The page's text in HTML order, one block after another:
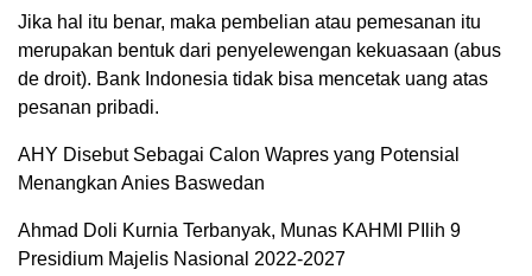
Jika hal itu benar, maka pembelian atau pemesanan itu
merupakan bentuk dari penyelewengan kekuasaan (abus
de droit). Bank Indonesia tidak bisa mencetak uang atas
pesanan pribadi.
AHY Disebut Sebagai Calon Wapres yang Potensial
Menangkan Anies Baswedan
Ahmad Doli Kurnia Terbanyak, Munas KAHMI PIlih 9
Presidium Majelis Nasional 2022-2027